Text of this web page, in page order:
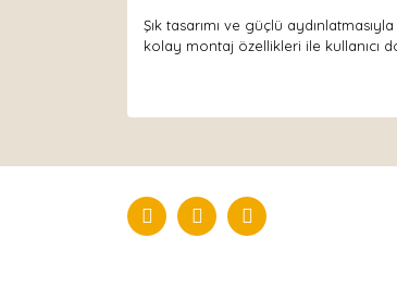
Şık tasarımı ve güçlü aydınlatmasıyla
kolay montaj özellikleri ile kullanıcı